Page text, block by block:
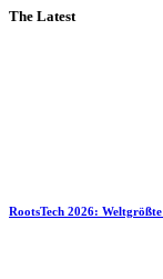
The Latest
RootsTech 2026: